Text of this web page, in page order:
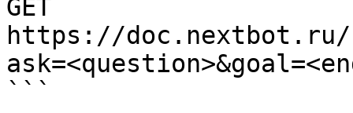
GET
https://
```